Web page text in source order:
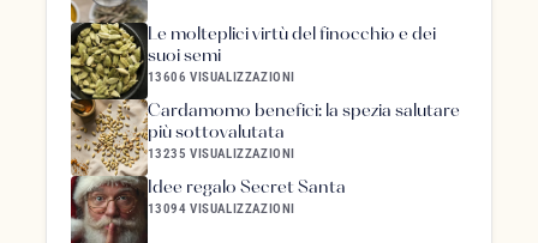
Le molteplici virtù del finocchio e dei
suoi semi
13606 VISUALIZZAZIONI
Cardamomo benefici: la spezia salutare
più sottovalutata
13235 VISUALIZZAZIONI
Idee regalo Secret Santa
13094 VISUALIZZAZIONI